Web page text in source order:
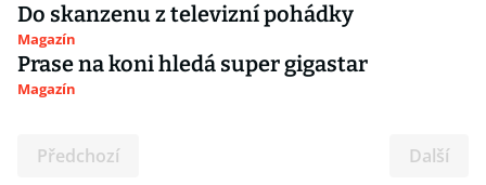
Do skanzenu z televizní pohádky
Magazín
Prase na koni hledá super gigastar
Magazín
Předchozí Další